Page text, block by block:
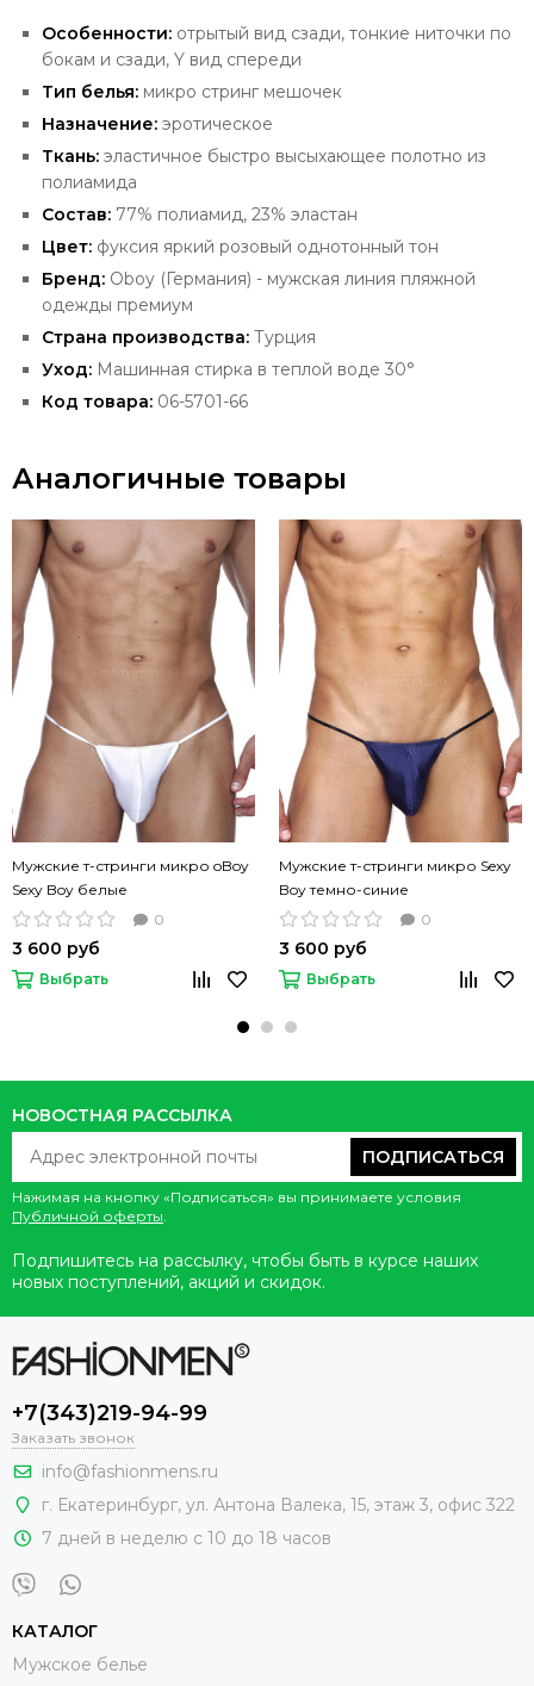
Особенности: отрытый вид сзади, тонкие ниточки по
бокам и сзади, Y вид спереди
Тип белья: микро стринг мешочек
Назначение: эротическое
Ткань: эластичное быстро высыхающее полотно из
полиамида
Состав: 77% полиамид, 23% эластан
Цвет: фуксия яркий розовый однотонный тон
Бренд: Oboy (Германия) - мужская линия пляжной
одежды премиум
Страна производства: Турция
Уход: Машинная стирка в теплой воде 30°
Код товара: 06-5701-66
Аналогичные товары
Мужские т-стринги микро oBoy
Sexy Boy белые
0
3 600 руб
Выбрать
Мужские т-стринги микро Sexy
Boy темно-синие
0
3 600 руб
Выбрать
НОВОСТНАЯ РАССЫЛКА
ПОДПИСАТЬСЯ
Нажимая на кнопку «Подписаться» вы принимаете условия
Публичной оферты.
Подпишитесь на рассылку, чтобы быть в курсе наших
новых поступлений, акций и скидок.
+7(343)219-94-99
Заказать звонок
info@fashionmens.ru
г. Екатеринбург, ул. Антона Валека, 15, этаж 3, офис 322
7 дней в неделю с 10 до 18 часов
КАТАЛОГ
Мужское белье